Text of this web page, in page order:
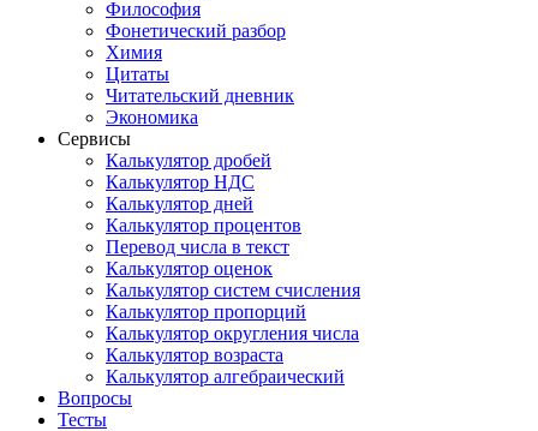
Философия
Фонетический разбор
Химия
Цитаты
Читательский дневник
Экономика
Сервисы
Калькулятор дробей
Калькулятор НДС
Калькулятор дней
Калькулятор процентов
Перевод числа в текст
Калькулятор оценок
Калькулятор систем счисления
Калькулятор пропорций
Калькулятор округления числа
Калькулятор возраста
Калькулятор алгебраический
Вопросы
Тесты